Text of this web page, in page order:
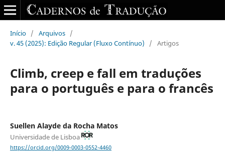
Início / Arquivos /
v. 45 (2025): Edição Regular (Fluxo Contínuo)
/ Artigos
Climb, creep e fall em traduções
para o português e para o francês
Suellen Alayde da Rocha Matos
Universidade de Lisboa
https://orcid.org/0009-0003-0552-4460